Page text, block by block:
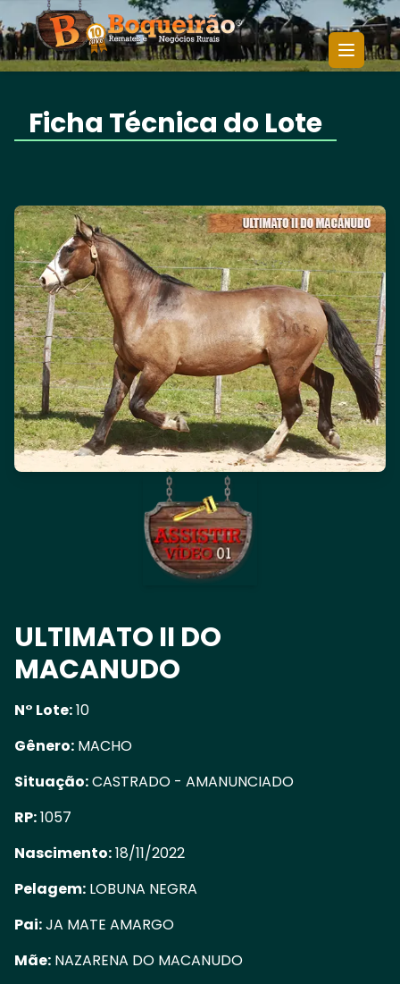
Início / 17º DOMA E LAÇO DA
MACANUDO - 2026
/ ULTIMATO II DO
MACANUDO
Ficha Técnica do Lote
ULTIMATO II DO
MACANUDO
N° Lote:10
Gênero: MACHO
Situação:CASTRADO - AMANUNCIADO
RP:1057
Nascimento:18/11/2022
Pelagem: LOBUNA NEGRA
Pai:JA MATE AMARGO
Mãe: NAZARENA DO MACANUDO